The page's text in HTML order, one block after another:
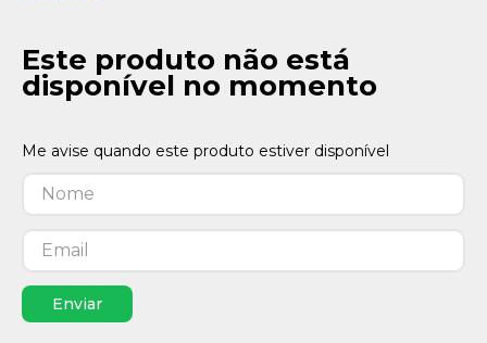
Este produto não está
disponível no momento
Enviar